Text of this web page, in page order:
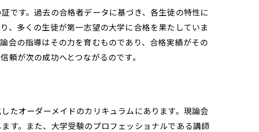
です。過去の合格者データに基づき、各生徒の特性に
、多くの生徒が第一志望の大学に合格を果たしていま
会の指導はその力を育むものであり、合格実績がその
が次の成功へとつながるのです。
たオーダーメイドのカリキュラムにあります。現論会
す。また、大学受験のプロフェッショナルである講師